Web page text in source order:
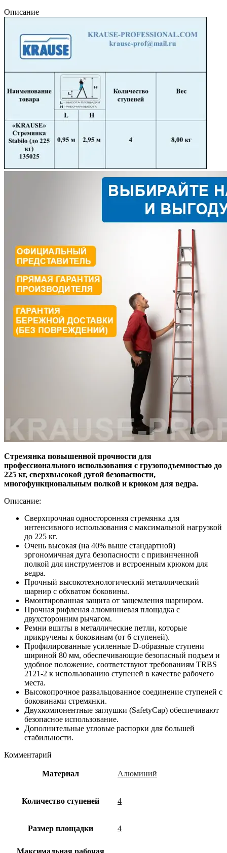
Описание
Стремянка повышенной прочности для
профессионального использования с грузоподъемностью до
225 кг, сверхвысокой дугой безопасности,
многофункциональным полкой и крюком для ведра.
Описание:
Сверхпрочная односторонняя стремянка для
интенсивного использования с максимальной нагрузкой
до 225 кг.
Очень высокая (на 40% выше стандартной)
эргономичная дуга безопасности с привинченной
полкой для инструментов и встроенным крюком для
ведра.
Прочный высокотехнологический металлический
шарнир с обхватом боковины.
Вмонтированная защита от защемления шарниром.
Прочная рифленая алюминиевая площадка с
двухсторонним рычагом.
Ремни вшиты в металлические петли, которые
прикручены к боковинам (от 6 ступеней).
Профилированные усиленные D-образные ступени
шириной 80 мм, обеспечивающие безопасный подъем и
удобное положение, соответствуют требованиям TRBS
2121-2 к использованию ступеней в качестве рабочего
места.
Высокопрочное развальцованное соединение ступеней с
боковинами стремянки.
Двухкомпонентные заглушки (SafetyCap) обеспечивают
безопасное использование.
Дополнительные угловые распорки для большей
стабильности.
Комментарий
Материал Алюминий
Количество ступеней 4
Размер площадки 4
Максимальная рабочая